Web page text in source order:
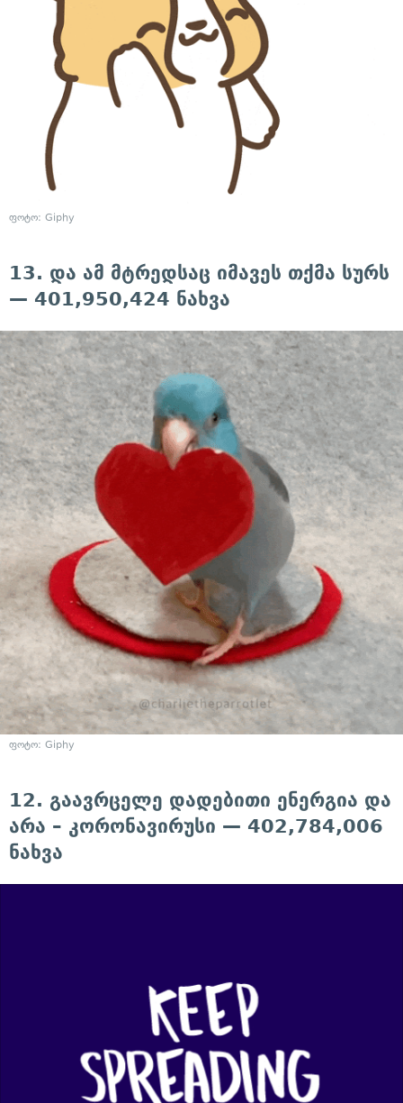
ფოტო: Giphy
13. და ამ მტრედსაც იმავეს თქმა სურს
— 401,950,424 ნახვა
ფოტო: Giphy
12. გაავრცელე დადებითი ენერგია და
არა – კორონავირუსი — 402,784,006
ნახვა